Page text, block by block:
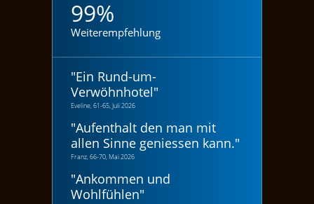
99%
Weiterempfehlung
"Ein Rund-um-
Verwöhnhotel"
Eveline, 61-65, Juli 2026
"Aufenthalt den man mit
allen Sinne geniessen kann."
Franz, 66-70, Mai 2026
"Ankommen und
Wohlfühlen"